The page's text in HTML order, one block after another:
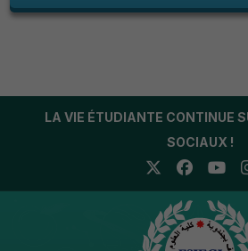
LA VIE ÉTUDIANTE CONTINUE
SOCIAUX !